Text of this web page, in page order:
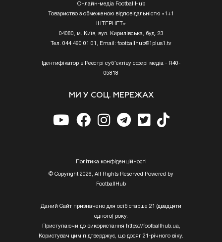
Онлайн-медіа FootballHub
Товариство з обмеженою відповідальністю «1+1
ІНТЕРНЕТ»
04080, м. Київ, вул. Кирилівська, буд. 23
Тел. 044 490 01 01, Email: footballhub@1plus1.tv
Ідентифікатор в Реєстрі суб’єктіву сфері медіа - R40-
05818
МИ У СОЦ. МЕРЕЖАХ
Полiтика конфiденцiйностi
© Copyright 2026, All Rights Reserved Powered by
FootballHub
Даний Сайт призначено для осіб старше 21 (двадцяти
одного) року.
Приступаючи до використання https://footballhub.ua,
Користувач цим підтверджує, що досяг 21-річного віку.